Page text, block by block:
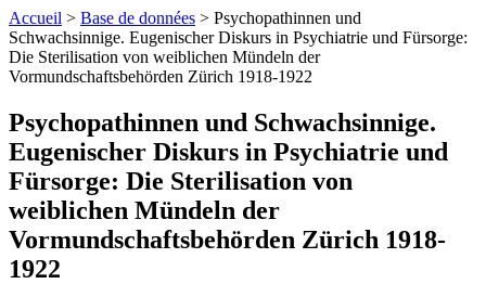
Accueil > Base de données > Psychopathinnen und
Schwachsinnige. Eugenischer Diskurs in Psychiatrie und Fürsorge:
Die Sterilisation von weiblichen Mündeln der
Vormundschaftsbehörden Zürich 1918-1922
Psychopathinnen und Schwachsinnige.
Eugenischer Diskurs in Psychiatrie und
Fürsorge: Die Sterilisation von
weiblichen Mündeln der
Vormundschaftsbehörden Zürich 1918-
1922